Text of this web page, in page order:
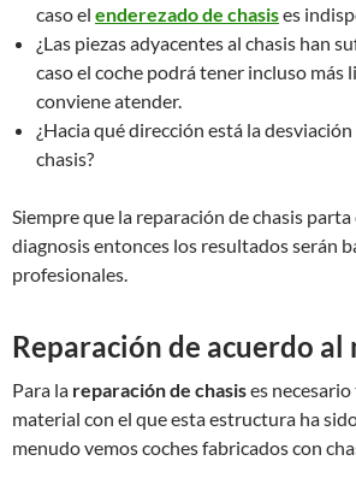
caso el enderezado de chasises
¿Las piezas adyacentes al chasis han
caso el coche podrá tener incluso más
conviene atender.
¿Hacia qué dirección está la
chasis?
Siempre que la reparación de chasis
diagnosis entonces los resultados serán
profesionales.
Reparación de acuerdo al
Para la reparación de chasises
material con el que esta estructura ha
menudo vemos coches fabricados con